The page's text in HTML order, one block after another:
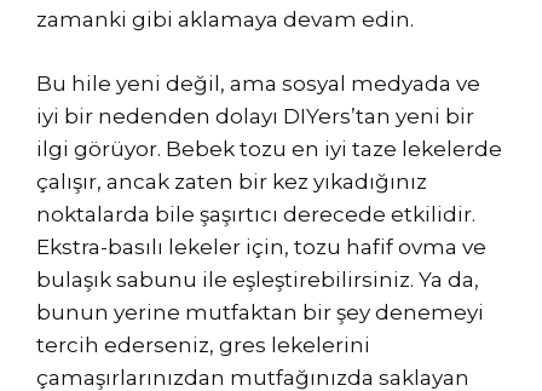
zamanki gibi aklamaya devam edin.
Bu hile yeni değil, ama sosyal medyada ve
iyi bir nedenden dolayı DIYers’tan yeni bir
ilgi görüyor. Bebek tozu en iyi taze lekelerde
çalışır, ancak zaten bir kez yıkadığınız
noktalarda bile şaşırtıcı derecede etkilidir.
Ekstra-basılı lekeler için, tozu hafif ovma ve
bulaşık sabunu ile eşleştirebilirsiniz. Ya da,
bunun yerine mutfaktan bir şey denemeyi
tercih ederseniz, gres lekelerini
çamaşırlarınızdan mutfağınızda saklayan